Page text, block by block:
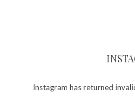
Instagram has returned